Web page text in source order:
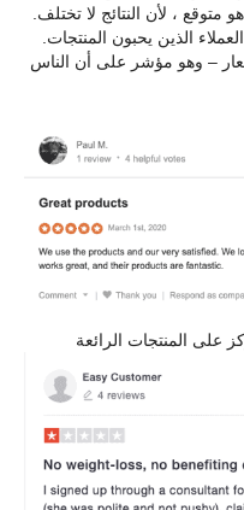
، لأن النتائج لا تختلف.
الذين يحبون المنتجات.
– وهو مؤشر على أن الناس